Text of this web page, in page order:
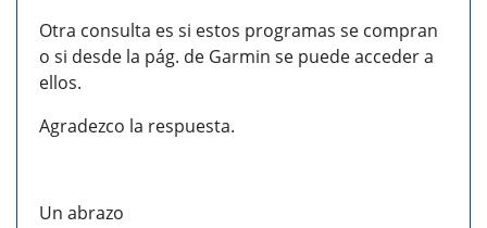
Otra consulta es si estos programas se compran
o si desde la pág. de Garmin se puede acceder a
ellos.
Agradezco la respuesta.
Un abrazo